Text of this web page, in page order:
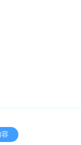
容